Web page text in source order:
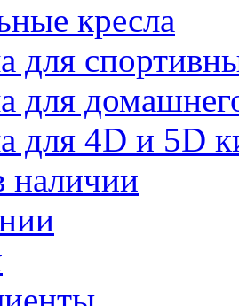
кресла
для
для
для 4D и 5D
наличии